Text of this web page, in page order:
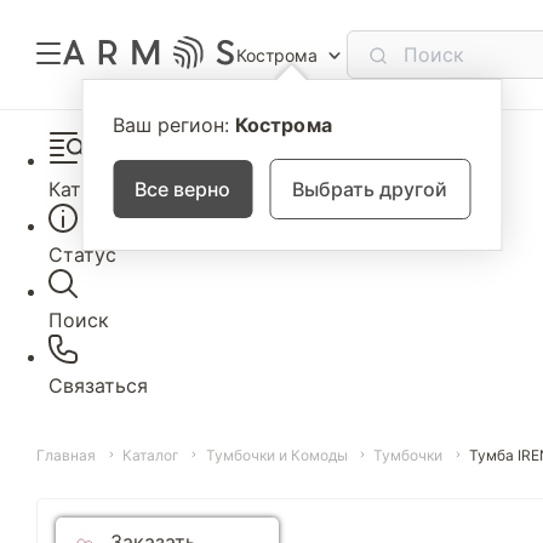
Кострома
Ваш регион: Кострома
Все верно Выбрать другой
Каталог
Статус
Поиск
Связаться
Главная Каталог Тумбочки и Комоды Тумбочки Тумба